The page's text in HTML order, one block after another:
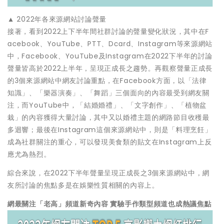
▲ 2022年各來源網站討論聲量
接著，看到2022上下半年間社群討論的聲量變化狀況，其中在F
acebook、YouTube、PTT、Dcard、Instagram等來源網站
中，Facebook、YouTube及Instagram在2022下半年的討論
聲量皆高於2022上半年，呈現正成長之趨勢。再觀察聲量正成長
的3個來源網站中網友討論重點，在Facebook方面，以「法律
知識」、「樂器演奏」、「舞蹈」三個面向的內容最受到網友關
注，而YouTube中，「結婚婚禮」、「文字創作」、「植物盆
栽」的內容獲得大量討論，其中又以婚禮主題的網路節目收穫最
多迴響；最後在Instagram這個來源網站中，則是「料理烹飪」
成為社群關注的重心，可以發現美食類的貼文在Instagram上反
應尤為熱烈。
綜合來說，在2022下半年聲量呈現正成長之3個來源網站中，網
友所討論的焦點多是在娛樂性質相關的內容上。
網最關注「老高」頻道新奇內容 實驗手作類型頻道也成熱議焦點